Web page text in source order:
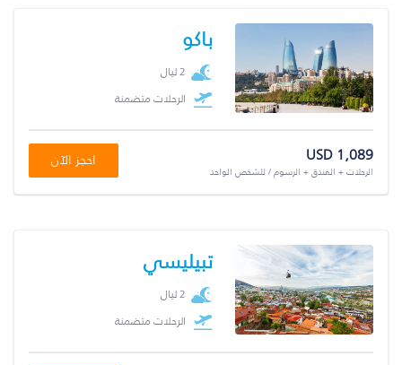
باكو
2 ليال
الرحلات متضمنة
USD 1,089
الرحلات + الفندق + الرسوم / للشخص الواحد
احجز الآن
تبيليسي
2 ليال
الرحلات متضمنة